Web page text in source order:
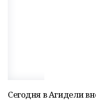
Сегодня в Агидели